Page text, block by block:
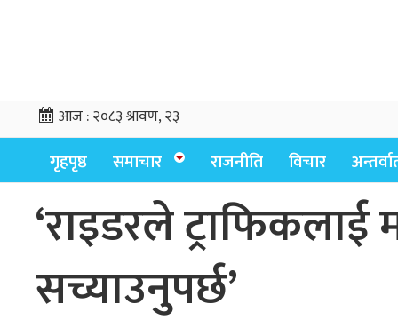
आज :२०८३ श्रावण, २३
गृहपृष्ठ समाचार राजनीति विचार
‘राइडरले
सच्याउनुपर्छ’